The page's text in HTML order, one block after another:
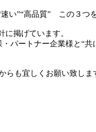
い”“高品質” この３つ
に掲げています。
パートナー企業様と“
らも宜しくお願い致しま